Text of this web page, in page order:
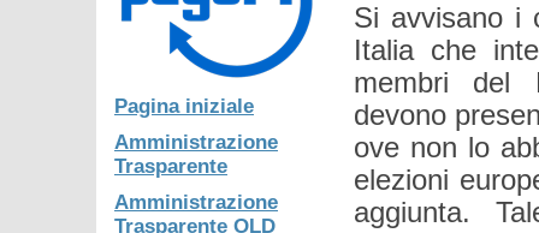
Pagina iniziale
Amministrazione
Trasparente
Amministrazione
Trasparente OLD
Si avvisano i
Italia che
membri del
devono
ove non lo
elezioni
aggiunta.